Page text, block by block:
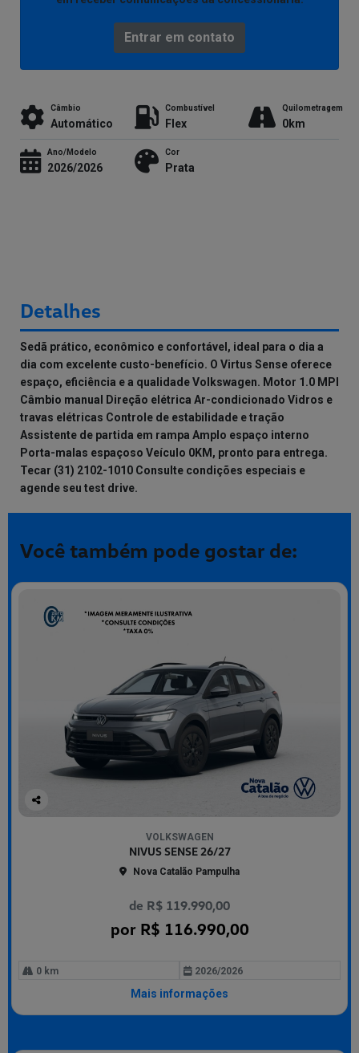
Entrar em contato
Câmbio
Automático
Combustível
Flex
Quilometragem
0km
Ano/Modelo
2026/2026
Cor
Prata
Detalhes
Sedã prático, econômico e confortável, ideal para o dia a
dia com excelente custo-benefício. O Virtus Sense oferece
espaço, eficiência e a qualidade Volkswagen. Motor 1.0 MPI
Câmbio manual Direção elétrica Ar-condicionado Vidros e
travas elétricas Controle de estabilidade e tração
Assistente de partida em rampa Amplo espaço interno
Porta-malas espaçoso Veículo 0KM, pronto para entrega.
Tecar (31) 2102-1010 Consulte condições especiais e
agende seu test drive.
Você também pode gostar de:
Co
VOLKSWAGEN
NIVUS SENSE 26/27
Nova Catalão Pampulha
de R$ 119.990,00
por R$ 116.990,00
0 km 2026/2026
Mais informações